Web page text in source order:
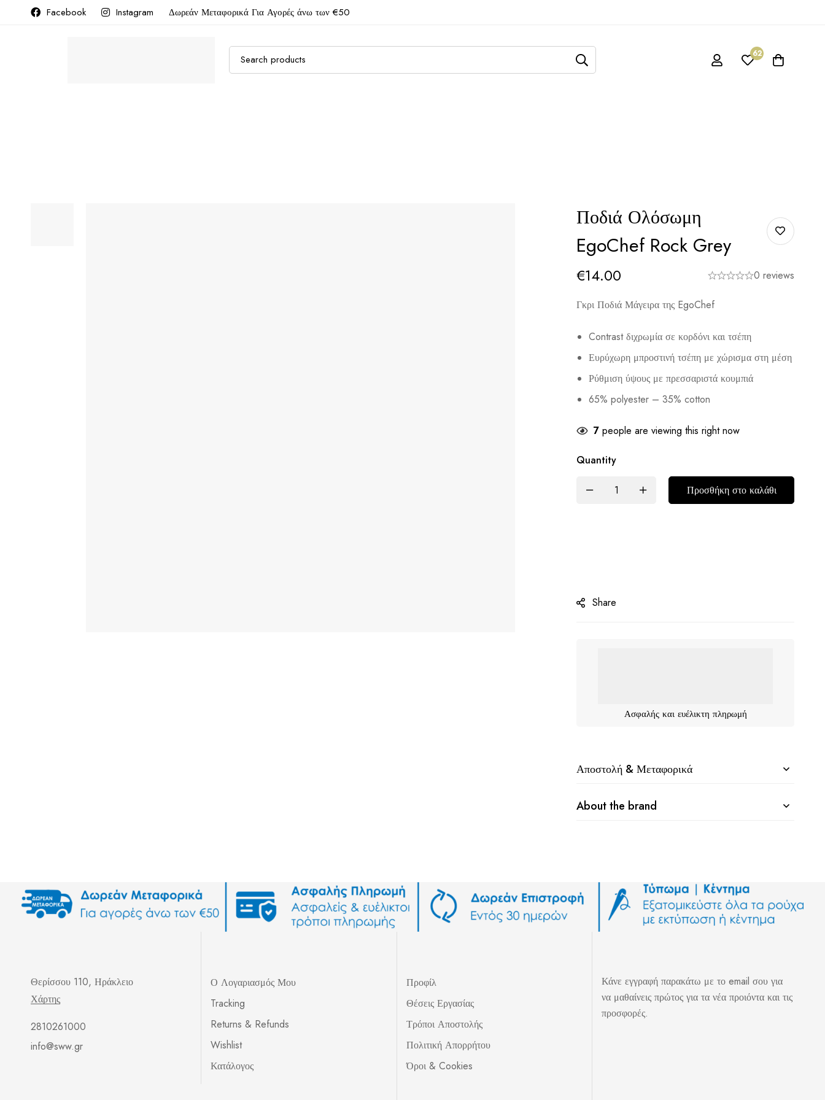
Facebook Instagram Δωρεάν Μεταφορικά Για Αγορές άνω των €50
62
Ποδιά Ολόσωμη
EgoChef Rock Grey
€14.00 0 reviews
Γκρι Ποδιά Μάγειρα της EgoChef
Contrast διχρωμία σε κορδόνι και τσέπη
Ευρύχωρη μπροστινή τσέπη με χώρισμα στη μέση
Ρύθμιση ύψους με πρεσσαριστά κουμπιά
65% polyester – 35% cotton
7 people are viewing this right now
Quantity
Προσθήκη στο καλάθι
Share
Ασφαλής και ευέλικτη πληρωμή
Αποστολή & Μεταφορικά
About the brand
Θερίσσου 110, Ηράκλειο
Χάρτης
2810261000
info@sww.gr
Ο Λογαριασμός Μου
Tracking
Returns & Refunds
Wishlist
Κατάλογος
Προφίλ
Θέσεις Εργασίας
Τρόποι Αποστολής
Πολιτική Απορρήτου
Όροι & Cookies
Κάνε εγγραφή παρακάτω με το email σου για
να μαθαίνεις πρώτος για τα νέα προιόντα και τις
προσφορές.